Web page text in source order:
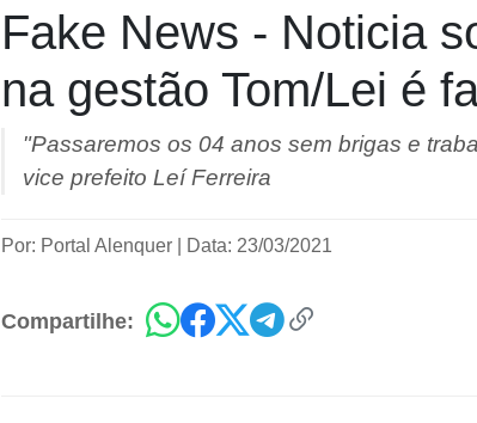
Fake News - Noticia
na gestão Tom/Lei é
"Passaremos os 04 anos sem brigas e
vice prefeito Leí Ferreira
Por: Portal Alenquer Data: 23/03/2021
Compartilhe: